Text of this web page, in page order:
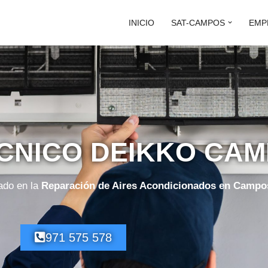
INICIO SAT-CAMPOS
DEIKKO
en la Reparación de Aires Acondicionados en
971 575 578